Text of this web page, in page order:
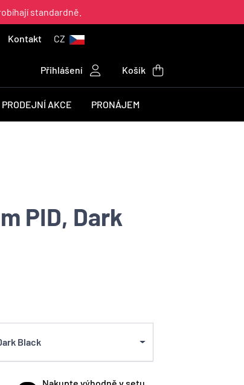
standardně.
Kontakt CZ
Přihlášení Košík
PRODEJNÍ AKCE PRONÁJEM
PID, Dark
Black